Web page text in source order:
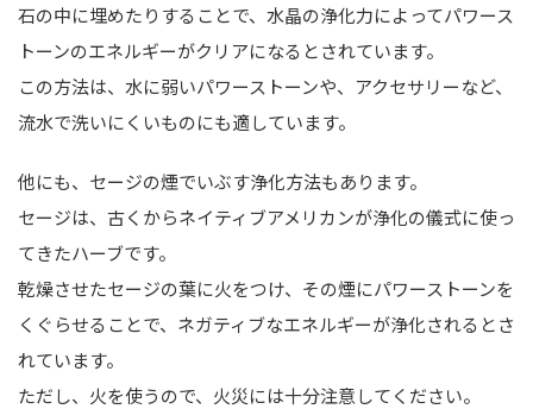
石の中に埋めたりすることで、水晶の浄化力によってパワース
トーンのエネルギーがクリアになるとされています。
この方法は、水に弱いパワーストーンや、アクセサリーなど、
流水で洗いにくいものにも適しています。
他にも、セージの煙でいぶす浄化方法もあります。
セージは、古くからネイティブアメリカンが浄化の儀式に使っ
てきたハーブです。
乾燥させたセージの葉に火をつけ、その煙にパワーストーンを
くぐらせることで、ネガティブなエネルギーが浄化されるとさ
れています。
ただし、火を使うので、火災には十分注意してください。